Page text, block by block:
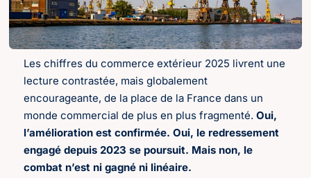
Les chiffres du commerce extérieur 2025 livrent une
lecture contrastée, mais globalement
encourageante, de la place de la France dans un
monde commercial de plus en plus fragmenté.Oui,
l’amélioration est confirmée. Oui, le redressement
engagé depuis 2023 se poursuit. Mais non, le
combat n’est ni gagné ni linéaire.